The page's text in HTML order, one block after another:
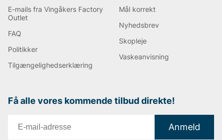
E-mails fra Vingåkers Factory
Outlet
FAQ
Politikker
Tilgængelighedserklæring
Mål korrekt
Nyhedsbrev
Skopleje
Vaskeanvisning
Få alle vores kommende tilbud direkte!
Anmeld